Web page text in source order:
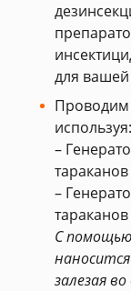
для вашей
Проводим
используя:
–
тараканов
–
тараканов
С
наносится
залезая